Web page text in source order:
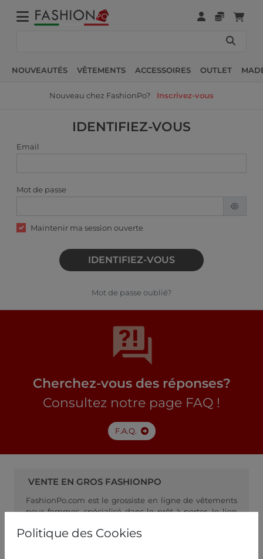
Politique des Cookies
NOUVEAUTÉS VÊTEMENTS ACCESSOIRES OUTLET
Nouveau chez FashionPo? Inscrivez-vous
IDENTIFIEZ-VOUS
Email
Mot de passe
Maintenir ma session ouverte
IDENTIFIEZ-VOUS
Mot de passe oublié?
Cherchez-vous des réponses?
Consultez notre page FAQ !
F.A.Q.
VENTE EN GROS FASHIONPO
FashionPo.com est le grossiste en ligne de vêtements
pour femmes, spécialisé dans le prêt-à-porter, le lien
les détaillants. Achetez vos vêtements en gros